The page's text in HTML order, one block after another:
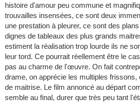
histoire d'amour peu commune et
trouvailles insensées, ce sont deux
une prestation à pleurer, ce sont des
dignes de tableaux des plus grands
estiment la réalisation trop lourde ils ne
leur tord. Ce pourrait réellement être le
pas au charme de l'œuvre. On fait
drame, on apprécie les multiples frissons,
de maitrise. Le film annoncé au départ
semble au final, durer que très peu tant